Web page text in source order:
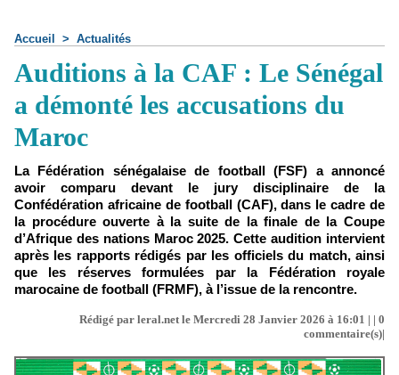
Accueil > Actualités
Auditions à la CAF : Le Sénégal
a démonté les accusations du
Maroc
La Fédération sénégalaise de football (FSF) a annoncé
avoir comparu devant le jury disciplinaire de la
Confédération africaine de football (CAF), dans le cadre de
la procédure ouverte à la suite de la finale de la Coupe
d’Afrique des nations Maroc 2025. Cette audition intervient
après les rapports rédigés par les officiels du match, ainsi
que les réserves formulées par la Fédération royale
marocaine de football (FRMF), à l’issue de la rencontre.
Rédigé par leral.net le Mercredi 28 Janvier 2026 à 16:01 | | 0
commentaire(s)|